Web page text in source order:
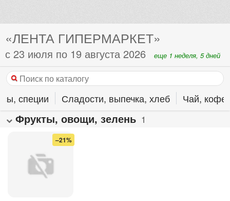
«ЛЕНТА ГИПЕРМАРКЕТ»
с 23 июля по 19 августа 2026 еще 1 неделя, 5 дней
специи Сладости, выпечка, хлеб Чай, кофе,
Фрукты, овощи, зелень 1
–21%